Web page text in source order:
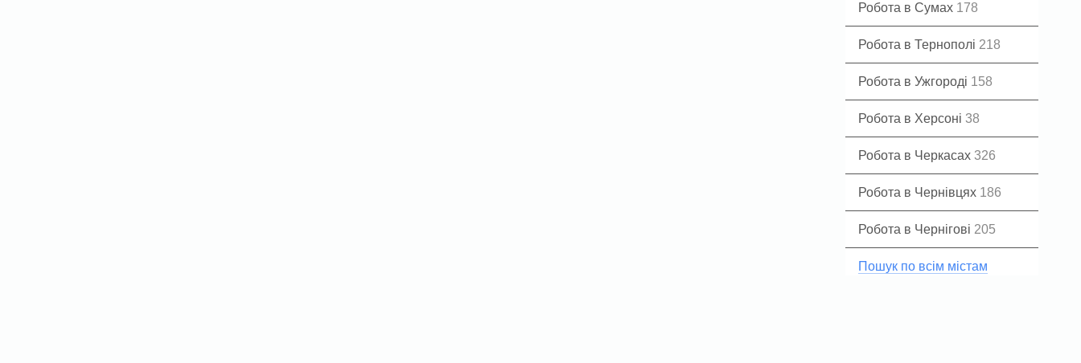
Робота в Сумах 178
Робота в Тернополі 218
Робота в Ужгороді 158
Робота в Херсоні 38
Робота в Черкасах 326
Робота в Чернівцях 186
Робота в Чернігові 205
Пошук по всім містам